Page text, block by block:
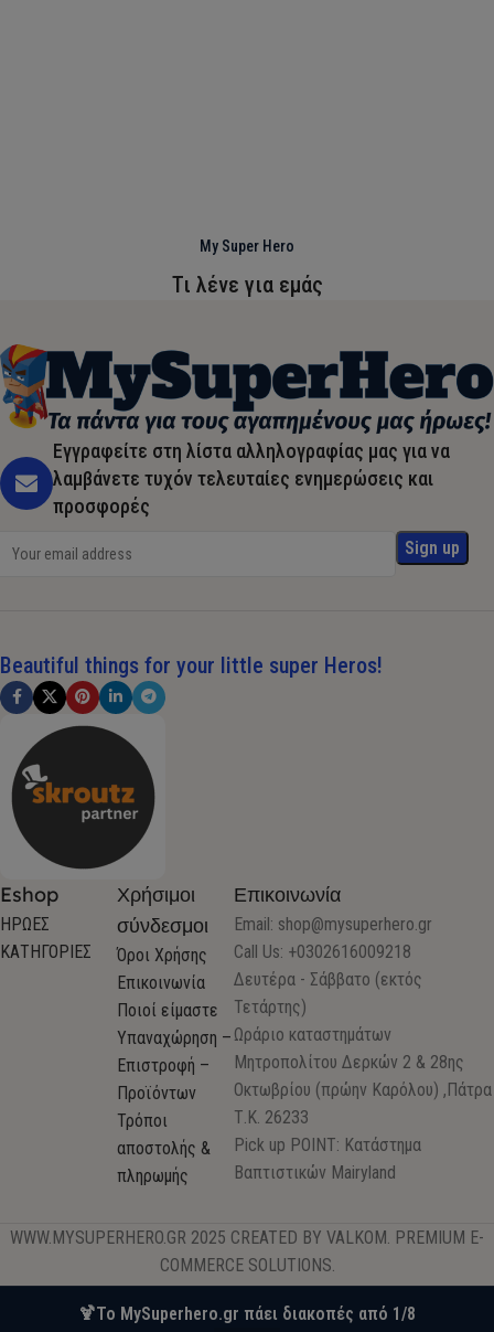
🍹Το MySuperhero.gr πάει διακοπές από 1/8
My Super Hero
Τι λένε για εμάς
Εγγραφείτε στη λίστα αλληλογραφίας μας για να
λαμβάνετε τυχόν τελευταίες ενημερώσεις και
προσφορές
Beautiful things for your little super Heros!
Eshop
ΗΡΩΕΣ
ΚΑΤΗΓΟΡΙΕΣ
Χρήσιμοι
σύνδεσμοι
Όροι Χρήσης
Επικοινωνία
Ποιοί είμαστε
Υπαναχώρηση –
Επιστροφή –
Προϊόντων
Τρόποι
αποστολής &
πληρωμής
Επικοινωνία
Email: shop@mysuperhero.gr
Call Us: +0302616009218
Δευτέρα - Σάββατο (εκτός
Τετάρτης)
Ωράριο καταστημάτων
Μητροπολίτου Δερκών 2 & 28ης
Οκτωβρίου (πρώην Καρόλου) ,Πάτρα
Τ.Κ. 26233
Pick up POINT: Κατάστημα
Βαπτιστικών Mairyland
WWW.MYSUPERHERO.GR 2025 CREATED BY VALKOM. PREMIUM E-
COMMERCE SOLUTIONS.